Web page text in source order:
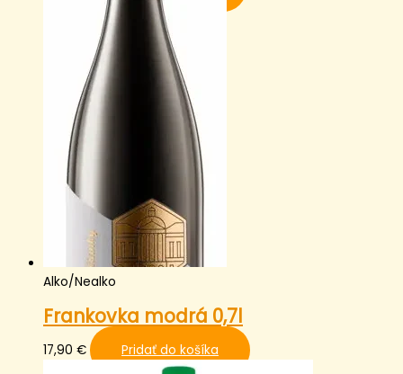
Alko/Nealko
Frankovka modrá 0,7l
17,90 € Pridať do košíka